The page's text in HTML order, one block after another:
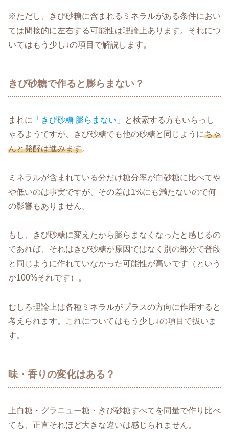
※ただし、きび砂糖に含まれるミネラルがある条件におい
ては間接的に左右する可能性は理論上あります。それにつ
いてはもう少し↓の項目で解説します。
きび砂糖で作ると膨らまない？
まれに 「きび砂糖 膨らまない」
と検索する方もいらっし
ゃるようですが、きび砂糖でも他の砂糖と同じようにちゃ
んと発酵は進みます。
ミネラルが含まれている分だけ糖分率が白砂糖に比べてや
や低いのは事実ですが、その差は1%にも満たないので何
の影響もありません。
もし、きび砂糖に変えたから膨らまなくなったと感じるの
であれば、それはきび砂糖が原因ではなく別の部分で普段
と同じように作れていなかった可能性が高いです（という
か100%それです）。
むしろ理論上は各種ミネラルがプラスの方向に作用すると
考えられます。これについてはもう少し↓の項目で扱いま
す。
味・香りの変化はある？
上白糖・グラニュー糖・きび砂糖すべてを同量で作り比べ
ても、正直それほど大きな違いは感じられません。